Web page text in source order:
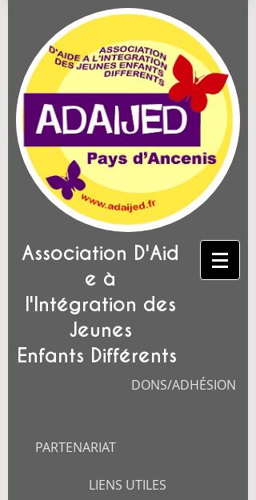
Association D'Aid
e à
l'Intégration des
Jeunes
Enfants Différents
DONS/ADHÉSION
PARTENARIAT
LIENS UTILES